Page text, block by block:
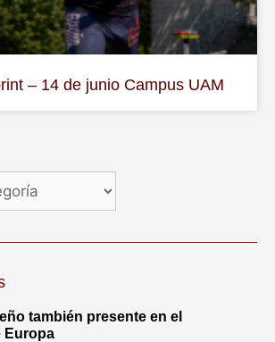
– 14 de junio Campus UAM
también presente en el
Europa